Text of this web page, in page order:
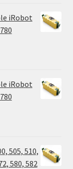
iRobot
iRobot
505, 510,
580, 582